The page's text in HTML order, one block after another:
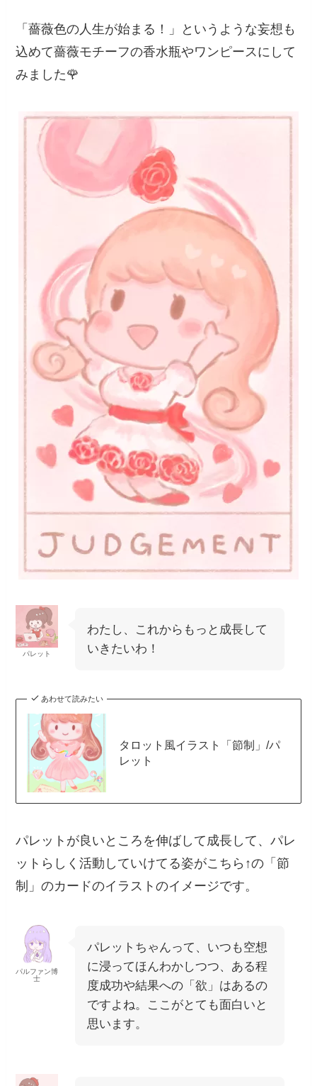
「薔薇色の人生が始まる！」というような妄想も
込めて薔薇モチーフの香水瓶やワンピースにして
みました🌹
パレット
わたし、これからもっと成長して
いきたいわ！
あわせて読みたい
タロット風イラスト「節制」/パ
レット
パレットが良いところを伸ばして成長して、パレ
ットらしく活動していけてる姿がこちら↑の「節
制」のカードのイラストのイメージです。
パルファン博
士
パレットちゃんって、いつも空想
に浸ってほんわかしつつ、ある程
度成功や結果への「欲」はあるの
ですよね。ここがとても面白いと
思います。